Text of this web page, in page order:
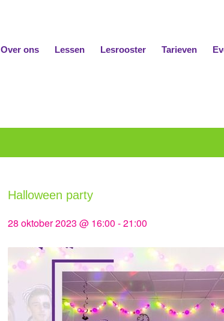
Over ons Lessen Lesrooster Tarieven
Halloween party
28 oktober 2023 @ 16:00 -21:00